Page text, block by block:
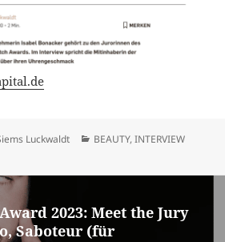
Luckwaldt Kategorien
BEAUTY,INTERVIEW
2023: Meet the Jury
Saboteur (für